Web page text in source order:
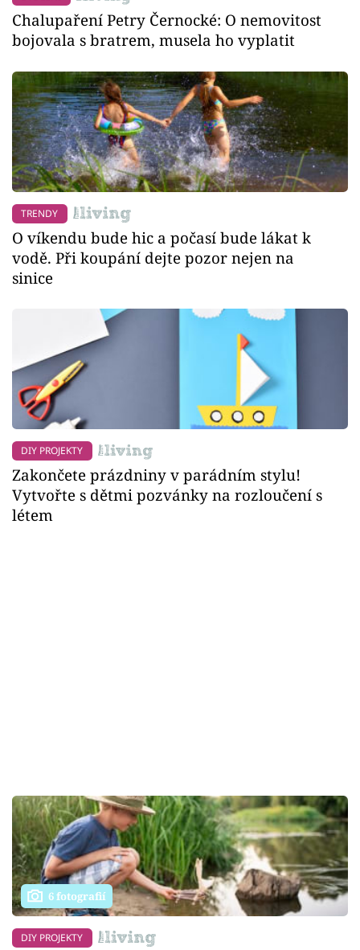
Chalupaření Petry Černocké: O nemovitost
bojovala s bratrem, musela ho vyplatit
TRENDY
O víkendu bude hic a počasí bude lákat k
vodě. Při koupání dejte pozor nejen na
sinice
DIY PROJEKTY
Zakončete prázdniny v parádním stylu!
Vytvořte s dětmi pozvánky na rozloučení s
létem
6 fotografií
DIY PROJEKTY